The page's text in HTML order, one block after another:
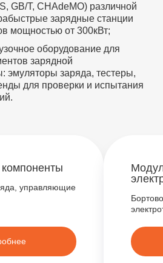
GB/T, CHAdeMO) различной
зарядные станции
мощностью от 300кВт;
оборудование для
зарядной
эмуляторы заряда, тестеры,
для проверки и испытания
управляющие